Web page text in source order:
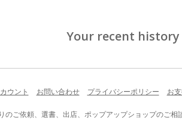
Your recent history
ウント お問い合わせ プライバシーポリシー お
のご依頼、選書、出店、ポップアップショップのご